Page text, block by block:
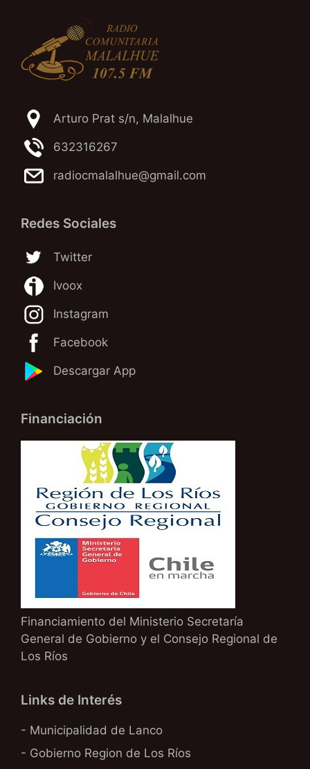
Arturo Prat s/n, Malalhue
632316267
radiocmalalhue@gmail.com
Redes Sociales
Twitter
Ivoox
Instagram
Facebook
Descargar App
Financiación
Financiamiento del Ministerio Secretaría
General de Gobierno y el Consejo Regional de
Los Ríos
Links de Interés
- Municipalidad de Lanco
- Gobierno Region de Los Ríos